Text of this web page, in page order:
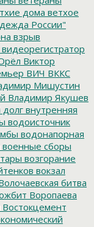
дома ветхое
России"
взрыв
видеорегистратор
Виктор
ВИЧ ВККС
Мишустин
Владимир Якушев
внутренняя
водоисточник
водонапорная
военные сборы
возгорание
вокзал
битва
Воропаева
Востокцемент